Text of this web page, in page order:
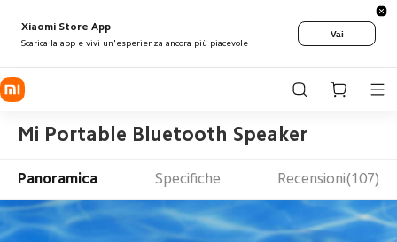
Xiaomi Store App
Scarica la app e vivi un'esperienza ancora più piacevole
Vai
Mi Portable Bluetooth Speaker
Panoramica Specifiche Recensioni(107)